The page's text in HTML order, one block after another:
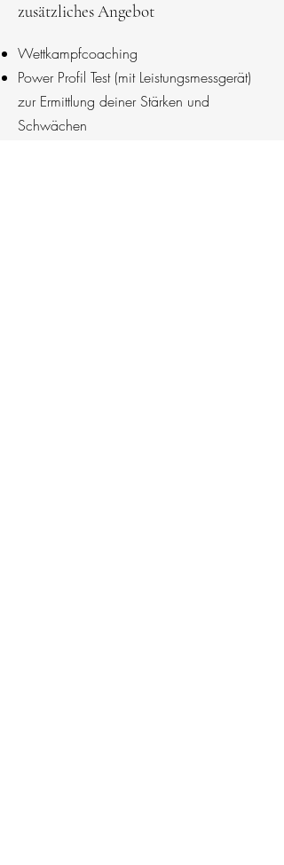
zusätzliches Angebot
Wettkampfcoaching
Power Profil Test (mit Leistungsmessgerät)
zur Ermittlung deiner Stärken und
Schwächen